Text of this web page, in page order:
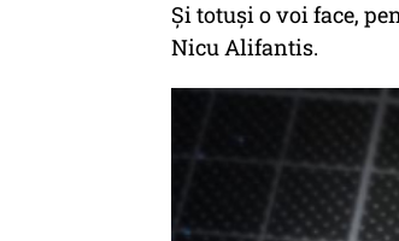
Și totuși o voi face,
Nicu Alifantis.